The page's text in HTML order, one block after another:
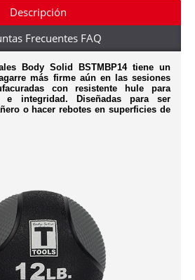
Descripción
Frecuentes FAQ
Body Solid BSTMBP14 tiene un
más firme aún en las sesiones
con resistente hule para
e integridad. Diseñadas para ser
o hacer rebotes en superficies de